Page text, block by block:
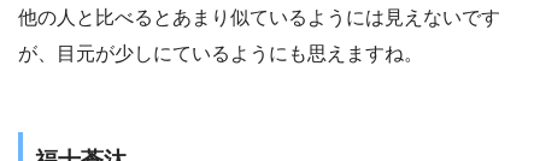
他の人と比べるとあまり似ているようには見えないです
が、目元が少しにているようにも思えますね。